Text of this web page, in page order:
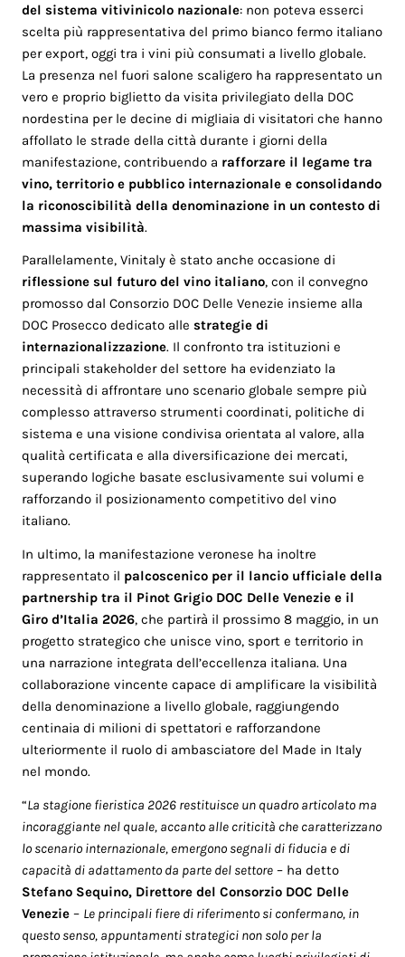
del sistema vitivinicolo nazionale: non poteva esserci
scelta più rappresentativa del primo bianco fermo italiano
per export, oggi tra i vini più consumati a livello globale.
La presenza nel fuori salone scaligero ha rappresentato un
vero e proprio biglietto da visita privilegiato della DOC
nordestina per le decine di migliaia di visitatori che hanno
affollato le strade della città durante i giorni della
manifestazione, contribuendo a rafforzare il legame tra
vino, territorio e pubblico internazionale e consolidando
la riconoscibilità della denominazione in un contesto di
massima visibilità.
Parallelamente, Vinitaly è stato anche occasione di
riflessione sul futuro del vino italiano, con il convegno
promosso dal Consorzio DOC Delle Venezie insieme alla
DOC Prosecco dedicato allestrategie di
internazionalizzazione. Il confronto tra istituzioni e
principali stakeholder del settore ha evidenziato la
necessità di affrontare uno scenario globale sempre più
complesso attraverso strumenti coordinati, politiche di
sistema e una visione condivisa orientata al valore, alla
qualità certificata e alla diversificazione dei mercati,
superando logiche basate esclusivamente sui volumi e
rafforzando il posizionamento competitivo del vino
italiano.
In ultimo, la manifestazione veronese ha inoltre
rappresentato il palcoscenico per il lancio ufficiale della
partnership tra il Pinot Grigio DOC Delle Venezie e il
Giro d’Italia 2026, che partirà il prossimo 8 maggio, in un
progetto strategico che unisce vino, sport e territorio in
una narrazione integrata dell’eccellenza italiana. Una
collaborazione vincente capace di amplificare la visibilità
della denominazione a livello globale, raggiungendo
centinaia di milioni di spettatori e rafforzandone
ulteriormente il ruolo di ambasciatore del Made in Italy
nel mondo.
“La stagione fieristica 2026 restituisce un quadro articolato ma
incoraggiante nel quale, accanto alle criticità che caratterizzano
lo scenario internazionale, emergono segnali di fiducia e di
capacità di adattamento da parte del settore – ha detto
Stefano Sequino, Direttore del Consorzio DOC Delle
Venezie – Le principali fiere di riferimento si confermano, in
questo senso, appuntamenti strategici non solo per la